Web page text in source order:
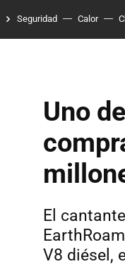
Seguridad Calor
Uno
El
V8 diésel,